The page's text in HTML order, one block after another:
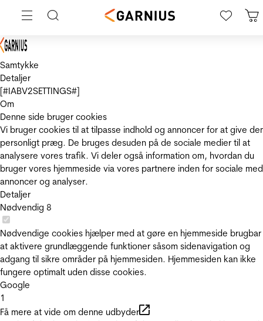
Samtykke
Detaljer
[#IABV2SETTINGS#]
Om
Denne side bruger cookies
Vi bruger cookies til at tilpasse indhold og annoncer for at give
personligt præg. De bruges desuden på de sociale medier til at
analysere vores trafik. Vi deler også information om, hvordan du
bruger vores hjemmeside via vores partnere inden for sociale
annoncer og analyser.
Detaljer
Nødvendig 8
Nødvendige cookies hjælper med at gøre en hjemmeside
at aktivere grundlæggende funktioner såsom sidenavigation og
adgang til sikre områder på hjemmesiden. Hjemmesiden kan ikke
fungere optimalt uden disse cookies.
Google
1
Få mere at vide om denne udbyder